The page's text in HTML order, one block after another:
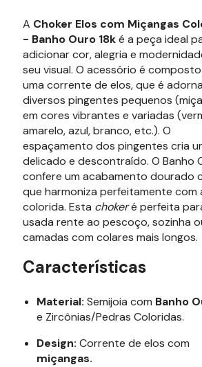
A Choker Elos com Miçangas
- Banho Ouro 18ké a peça ideal
adicionar cor, alegria e
seu visual. O acessório é
uma corrente de elos, que é
diversos pingentes pequenos
em cores vibrantes e variadas
amarelo, azul, branco, etc.). O
espaçamento dos pingentes cria
delicado e descontraído. O Banho
confere um acabamento dourado
que harmoniza perfeitamente com
colorida. Esta chokeré perfeita
usada rente ao pescoço, sozinha
camadas com colares mais longos.
Características
Material: Semijoia com Banho
e Zircônias/Pedras Coloridas.
Design: Corrente de elos com
miçangas.